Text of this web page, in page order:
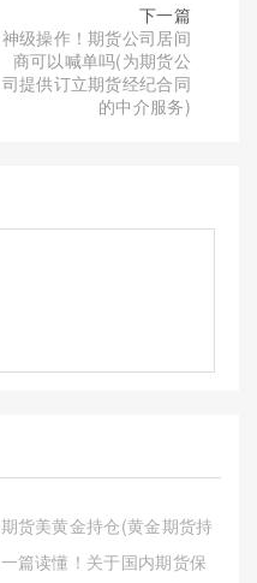
下一篇
神级操作！期货公司居间
商可以喊单吗(为期货公
司提供订立期货经纪合同
的中介服务)
期货美黄金持仓(黄金期货持
一篇读懂！关于国内期货保